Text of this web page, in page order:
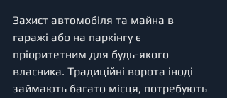
Захист автомобіля та майна в
гаражі або на паркінгу є
пріоритетним для будь-якого
власника. Традиційні ворота іноді
займають багато місця, потребують